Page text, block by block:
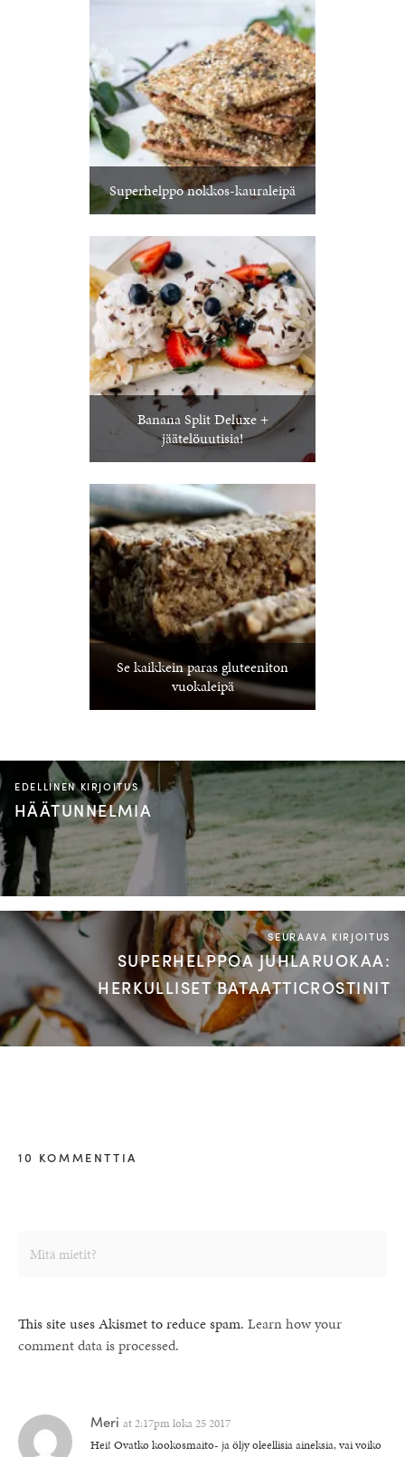
Superhelppo nokkos-kauraleipä
Banana Split Deluxe +
jäätelöuutisia!
Se kaikkein paras gluteeniton
vuokaleipä
EDELLINEN KIRJOITUS
HÄÄTUNNELMIA
SEURAAVA KIRJOITUS
SUPERHELPPOA JUHLARUOKAA:
HERKULLISET BATAATTICROSTINIT
10 KOMMENTTIA
This site uses Akismet to reduce spam. Learn how your
comment data is processed.
Meri at2:17pm loka 25 2017
Hei! Ovatko kookosmaito- ja öljy oleellisia aineksia, vai voiko